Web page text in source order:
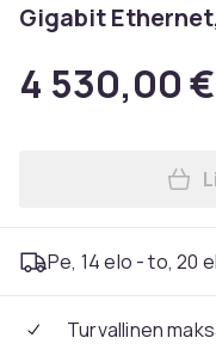
Gigabit
4 530,00 €
Pe, 14 elo - to, 20
Turvallinen